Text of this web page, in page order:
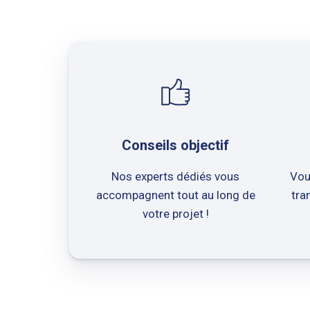
Conseils objectif
Nos experts dédiés vous
accompagnent tout au long de
votre projet !